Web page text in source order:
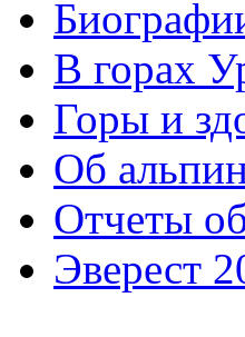
В горах
Горы и
Об
Отчеты
Эверест